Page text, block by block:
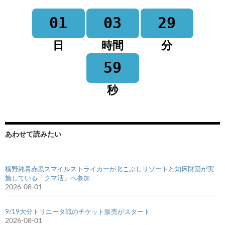
01
日
03
時間
29
分
59
秒
あわせて読みたい
横野純貴赤黒スマイルストライカーが北こぶしリゾートと知床財団が実
施している「クマ活」へ参加
2026-08-01
9/19大分トリニータ戦のチケット販売がスタート
2026-08-01